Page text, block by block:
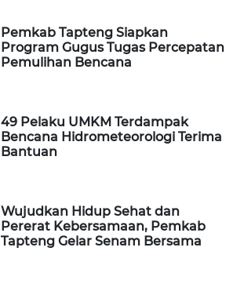
Pemkab Tapteng Siapkan
Program Gugus Tugas Percepatan
Pemulihan Bencana
49 Pelaku UMKM Terdampak
Bencana Hidrometeorologi Terima
Bantuan
Wujudkan Hidup Sehat dan
Pererat Kebersamaan, Pemkab
Tapteng Gelar Senam Bersama